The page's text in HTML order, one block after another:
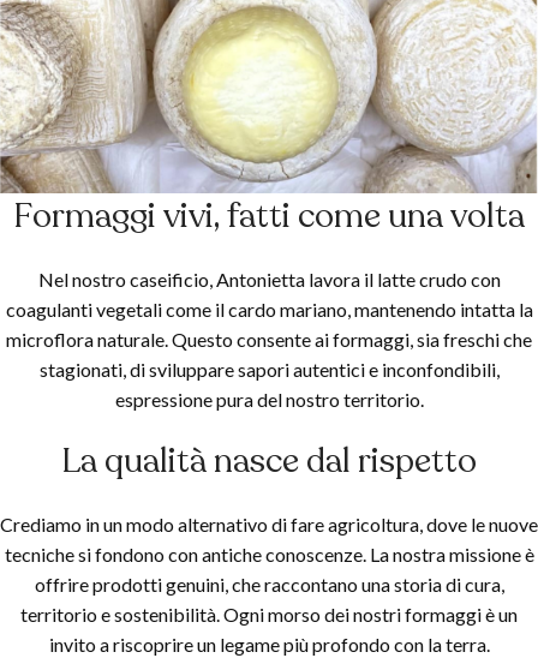
Formaggi vivi, fatti come una volta
Nel nostro caseificio, Antonietta lavora il latte crudo con
coagulanti vegetali come il cardo mariano, mantenendo intatta la
microflora naturale. Questo consente ai formaggi, sia freschi che
stagionati, di sviluppare sapori autentici e inconfondibili,
espressione pura del nostro territorio.
La qualità nasce dal rispetto
Crediamo in un modo alternativo di fare agricoltura, dove le nuove
tecniche si fondono con antiche conoscenze. La nostra missione è
offrire prodotti genuini, che raccontano una storia di cura,
territorio e sostenibilità. Ogni morso dei nostri formaggi è un
invito a riscoprire un legame più profondo con la terra.